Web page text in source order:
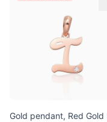
Gold pendant, Red Gold